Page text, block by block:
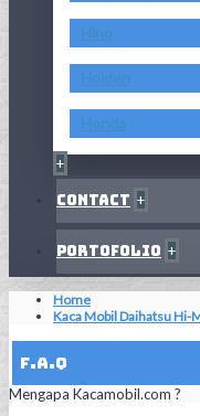
Hino
Holden
Honda
+
Contact +
Portofolio +
Home
Kaca Mobil Daihatsu Hi-
F.A.Q
Mengapa Kacamobil.com ?